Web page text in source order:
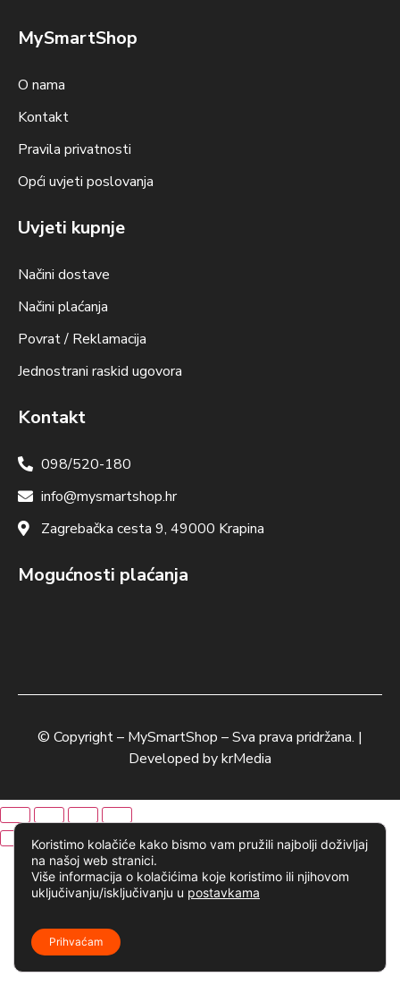
MySmartShop
O nama
Kontakt
Pravila privatnosti
Opći uvjeti poslovanja
Uvjeti kupnje
Načini dostave
Načini plaćanja
Povrat / Reklamacija
Jednostrani raskid ugovora
Kontakt
098/520-180
info@mysmartshop.hr
Zagrebačka cesta 9, 49000 Krapina
Mogućnosti plaćanja
© Copyright – MySmartShop – Sva prava pridržana. |
Developed bykrMedia
Koristimo kolačiće kako bismo vam pružili najbolji doživljaj
na našoj web stranici.
Više informacija o kolačićima koje koristimo ili njihovom
uključivanju/isključivanju u postavkama
Prihvaćam